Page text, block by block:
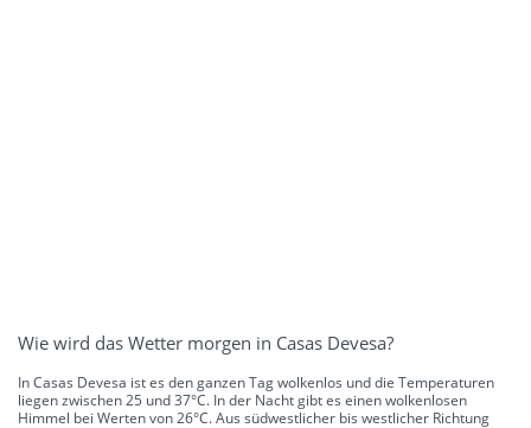
Wie wird das Wetter morgen in Casas Devesa?
In Casas Devesa ist es den ganzen Tag wolkenlos und die Temperaturen
liegen zwischen 25 und 37°C. In der Nacht gibt es einen wolkenlosen
Himmel bei Werten von 26°C. Aus südwestlicher bis westlicher Richtung